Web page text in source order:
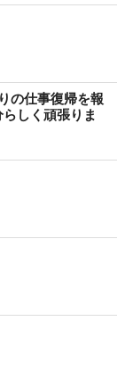
の仕事復帰を報
しく頑張りま